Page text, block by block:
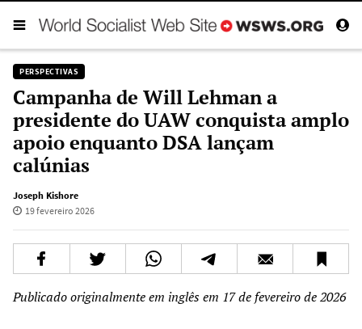
PERSPECTIVAS
Campanha de Will Lehman a
presidente do UAW conquista amplo
apoio enquanto DSA lançam
calúnias
Joseph Kishore
19 fevereiro 2026
Publicado originalmente em inglês em 17 de fevereiro de 2026